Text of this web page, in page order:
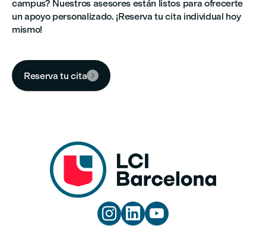
campus? Nuestros asesores están listos para ofrecerte
un apoyo personalizado. ¡Reserva tu cita individual hoy
mismo!
Reserva tu cita 
  